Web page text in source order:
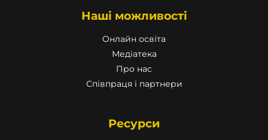
Наші можливості
Онлайн освіта
Медіатека
Про нас
Співпраця і партнери
Ресурси